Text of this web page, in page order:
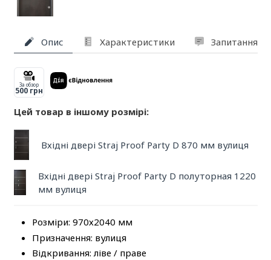
Опис Характеристики Запитання
За обзор
500 грн
Цей товар в іншому розмірі:
Вхідні двері Straj Proof Party D 870 мм вулиця
Вхідні двері Straj Proof Party D полуторная 1220
мм вулиця
Розміри: 970х2040 мм
Призначення: вулиця
Відкривання: ліве / праве